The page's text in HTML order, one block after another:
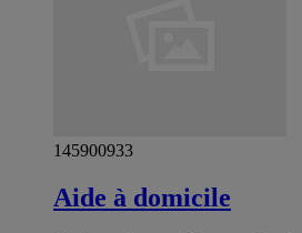
145900933
Aide à domicile